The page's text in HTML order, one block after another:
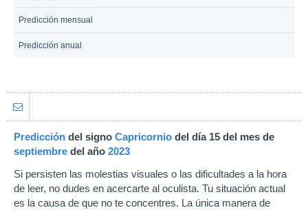
Predicción mensual
Predicción anual
Predicción del signo Capricornio del día 15 del mes de
septiembre del año 2023
Si persisten las molestias visuales o las dificultades a la hora
de leer, no dudes en acercarte al oculista. Tu situación actual
es la causa de que no te concentres. La única manera de